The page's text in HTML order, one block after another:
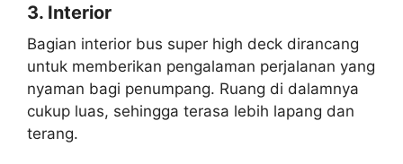
3. Interior
Bagian interior bus super high deck dirancang
untuk memberikan pengalaman perjalanan yang
nyaman bagi penumpang. Ruang di dalamnya
cukup luas, sehingga terasa lebih lapang dan
terang.